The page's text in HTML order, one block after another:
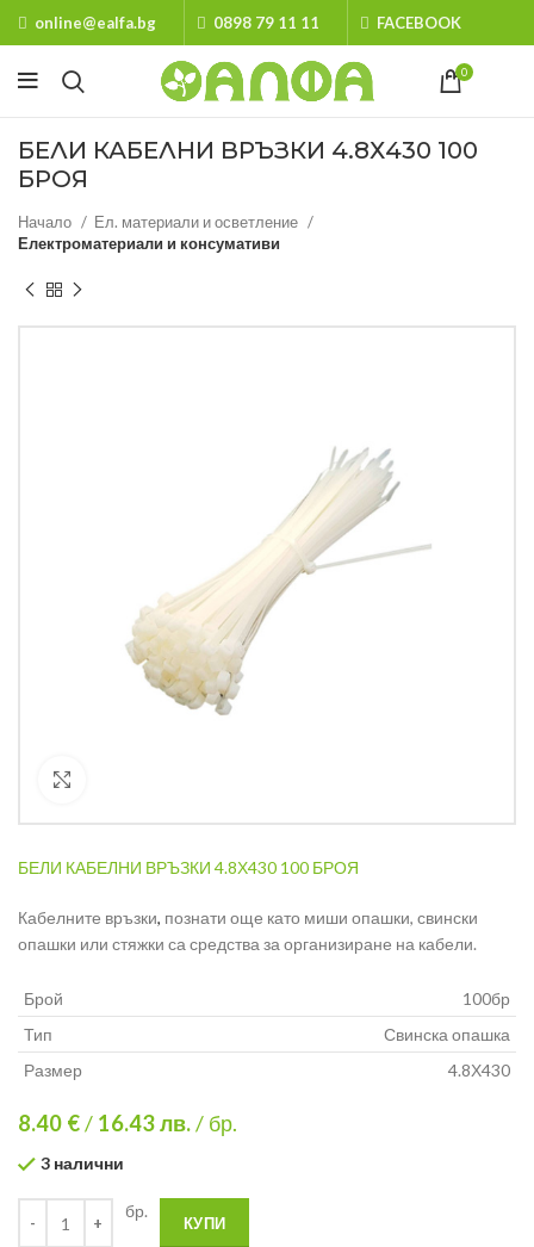
online@ealfa.bg 0898 79 11 11 FACEBOOK
0
БЕЛИ КАБЕЛНИ ВРЪЗКИ 4.8Х430 100
БРОЯ
Начало
Ел. материали и осветление
Електроматериали и консумативи
БЕЛИ КАБЕЛНИ ВРЪЗКИ 4.8Х430 100 БРОЯ
Кабелните връзки, познати още като миши опашки, свински
опашки или стяжки са средства за организиране на кабели.
Брой
100бр
Тип
Свинска опашка
Размер
4.8Х430
8.40 €/ 16.43лв./ бр.
3 налични
бр.
КУПИ